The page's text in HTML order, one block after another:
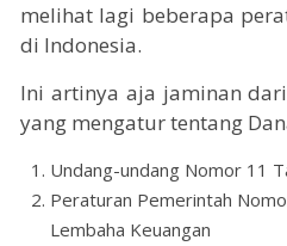
melihat lagi beberapa
di Indonesia.
Ini artinya aja jaminan
yang mengatur tentang
Undang-undang Nomor 11
Peraturan Pemerintah
Lembaha Keuangan